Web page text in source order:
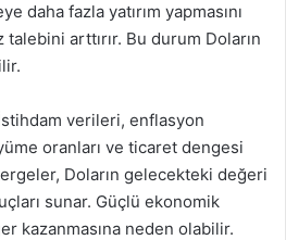
daha fazla yatırım yapmasını
arttırır. Bu durum Doların
verileri, enflasyon
oranları ve ticaret dengesi
Doların gelecekteki değeri
sunar. Güçlü ekonomik
kazanmasına neden olabilir.